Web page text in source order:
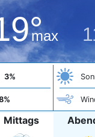
max
3%
Mittags